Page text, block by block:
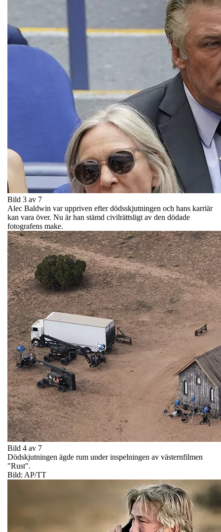
Bild 3 av 7
Alec Baldwin var uppriven efter dödsskjutningen och hans karriär
kan vara över. Nu är han stämd civilrättsligt av den dödade
fotografens make.
Bild 4 av 7
Dödskjutningen ägde rum under inspelningen av västernfilmen
"Rust".
Bild: AP/TT